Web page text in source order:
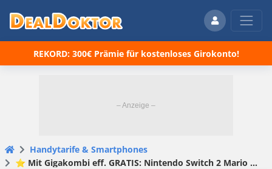
REKORD: 300€ Prämie für kostenloses Girokonto!
Handytarife & Smartphones
⭐️ Mit Gigakombi eff. GRATIS: Nintendo Switch 2 Mario Kart Edition für 1€ + 50GB 5G/LTE Vodafone Allnet für 29,99€/Monat + 100€ Wechselbonus + 50€ Vodafone-Guthaben + 30€ Cashback + 0€ Anschlussgebühr (mit GigaKombi 24,99€/Monat) – Vodafone Smart Entry)